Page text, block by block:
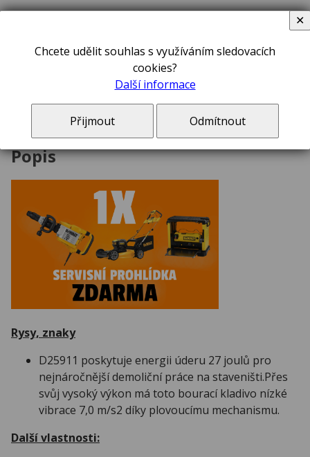
SDS Max bourací kladivo, 1 700 W / 27 J / 810 - 1620
ú/min 12,7 kg
Popis
Rysy, znaky
D25911 poskytuje energii úderu 27 joulů pro
nejnáročnější demoliční práce na staveništi.Přes
svůj vysoký výkon má toto bourací kladivo nízké
vibrace 7,0 m/s2 díky plovoucímu mechanismu.
Další vlastnosti:
Chcete udělit souhlas s využíváním sledovacích
cookies?
Další informace
Přijmout Odmítnout
✕